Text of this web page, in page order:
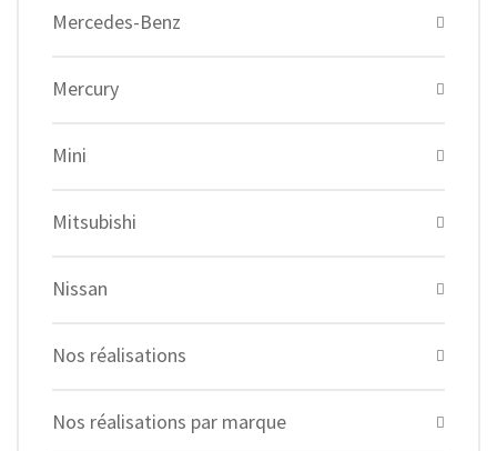
Mercedes-Benz
Mercury
Mini
Mitsubishi
Nissan
Nos réalisations
Nos réalisations par marque